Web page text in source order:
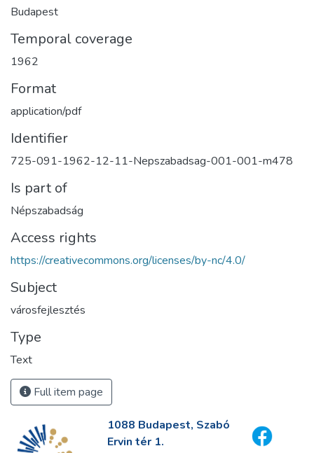
Budapest
Temporal coverage
1962
Format
application/pdf
Identifier
725-091-1962-12-11-Nepszabadsag-001-001-m478
Is part of
Népszabadság
Access rights
https://creativecommons.org/licenses/by-nc/4.0/
Subject
városfejlesztés
Type
Text
Full item page
1088 Budapest, Szabó
Ervin tér 1.